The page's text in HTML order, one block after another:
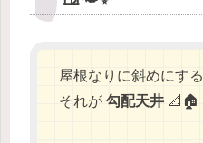
屋根なりに斜めにする
それが 勾配天井 📐🏠